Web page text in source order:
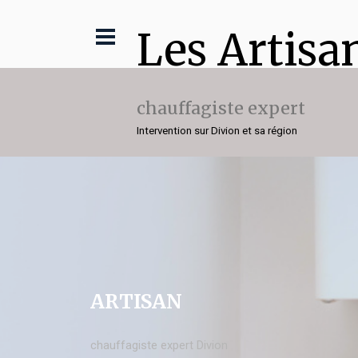
Les
chauffagiste expert
Intervention sur Divion et sa région
ARTISAN
chauffagiste expert Divion